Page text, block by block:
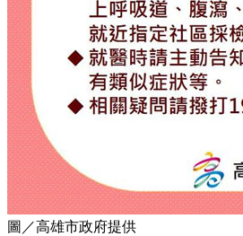
圖／高雄市政府提供